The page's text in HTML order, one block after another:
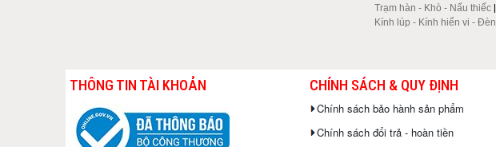
Trạm hàn - Khò - Nấu thiếc|
Kính lúp - Kính hiển vi - Đèn
THÔNG TIN TÀI KHOẢN CHÍNH SÁCH & QUY ĐỊNH
Chính sách bảo hành sản phẩm
Chính sách đổi trả - hoàn tiền